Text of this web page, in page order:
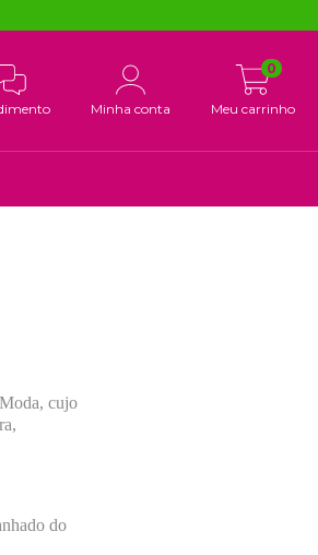
Minha conta Meu carrinho
0
cujo
do